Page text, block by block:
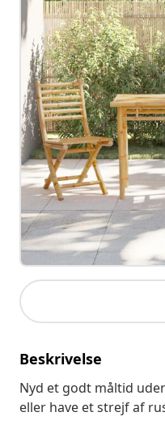
Beskrivelse
Nyd et godt måltid
eller have et strejf af